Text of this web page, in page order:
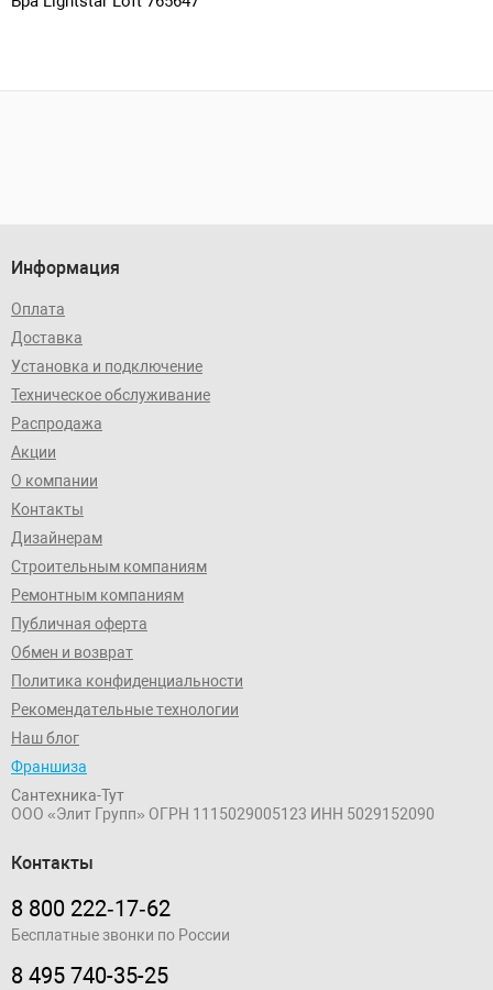
Информация
Оплата
Доставка
Установка и подключение
Техническое обслуживание
Распродажа
Акции
О компании
Контакты
Дизайнерам
Строительным компаниям
Ремонтным компаниям
Публичная оферта
Обмен и возврат
Политика конфиденциальности
Рекомендательные технологии
Наш блог
Франшиза
Сантехника-Тут
ООО «Элит Групп» ОГРН 1115029005123 ИНН 5029152090
Контакты
8 800 222‑17‑62
Бесплатные звонки по России
8 495 740-35-25